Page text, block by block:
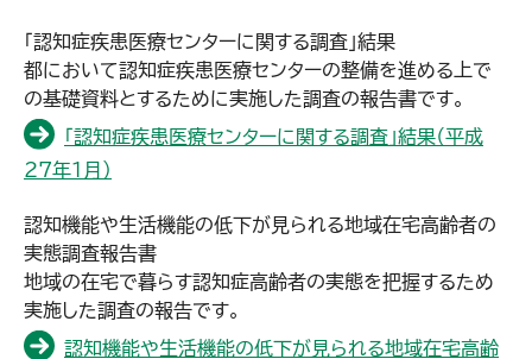
「認知症疾患医療センターに関する調査」結果
都において認知症疾患医療センターの整備を進める上で
の基礎資料とするために実施した調査の報告書です。
「認知症疾患医療センターに関する調査」結果（平成
27年1月）
認知機能や生活機能の低下が見られる地域在宅高齢者の
実態調査報告書
地域の在宅で暮らす認知症高齢者の実態を把握するため
実施した調査の報告です。
認知機能や生活機能の低下が見られる地域在宅高齢